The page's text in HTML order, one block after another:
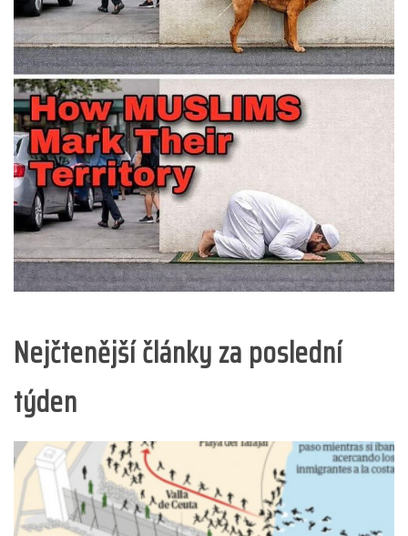
Nejčtenější články za poslední
týden